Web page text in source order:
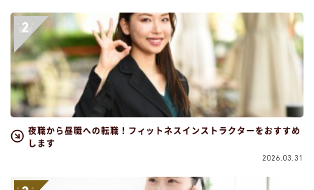
夜職から昼職への転職！フィットネスインストラクターをおすすめ
します
2026.03.31